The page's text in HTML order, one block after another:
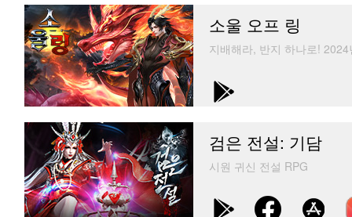
소울 오프 링
지배해라, 반지 하나로!
검은 전설: 기담
시원 귀신 전설 RPG